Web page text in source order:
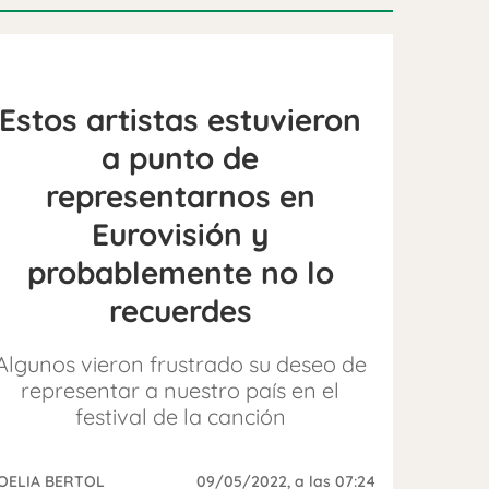
Estos artistas estuvieron
a punto de
representarnos en
Eurovisión y
probablemente no lo
recuerdes
vieron frustrado su deseo de
representar a nuestro país en el
festival de la canción
BERTOL 09/05/2022, a las 07:24